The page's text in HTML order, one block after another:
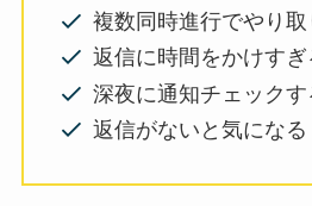
複数同時進行でやり取
返信に時間をかけすぎ
深夜に通知チェックす
返信がないと気になる